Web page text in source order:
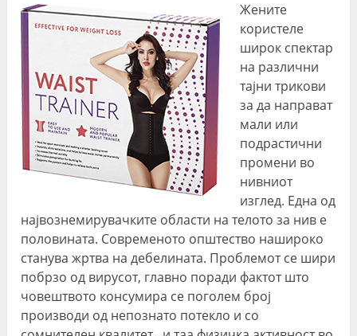
Жените
користеле
широк спектар
на различни
тајни трикови
за да направат
мали или
подрастични
промени во
нивниот
изглед. Една од
највознемирувачките области на телото за нив е
половината. Современото општество нашироко
станува жртва на дебелината. Проблемот се шири
побрзо од вирусот, главно поради фактот што
човештвото консумира се поголем број
производи од непознато потекло и со